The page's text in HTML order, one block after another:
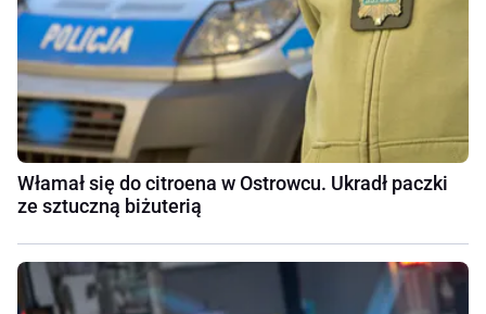
Włamał się do citroena w Ostrowcu. Ukradł paczki
ze sztuczną biżuterią